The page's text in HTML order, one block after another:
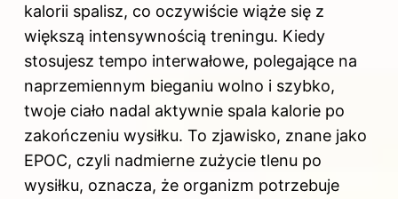
kalorii spalisz, co oczywiście wiąże się z
większą intensywnością treningu. Kiedy
stosujesz tempo interwałowe, polegające na
naprzemiennym bieganiu wolno i szybko,
twoje ciało nadal aktywnie spala kalorie po
zakończeniu wysiłku. To zjawisko, znane jako
EPOC, czyli nadmierne zużycie tlenu po
wysiłku, oznacza, że organizm potrzebuje